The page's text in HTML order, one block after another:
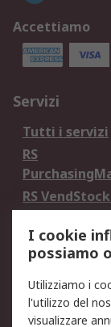
Accettiamo
Servizi
Tutti i servizi
RS
RS
Legale
Informativa
I cookie
possiamo
Utilizziamo i
l'utilizzo del
visualizzare